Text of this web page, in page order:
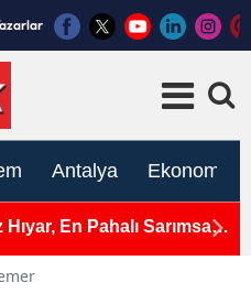
Antalya Ekonomi
En Pahalı Sarımsak